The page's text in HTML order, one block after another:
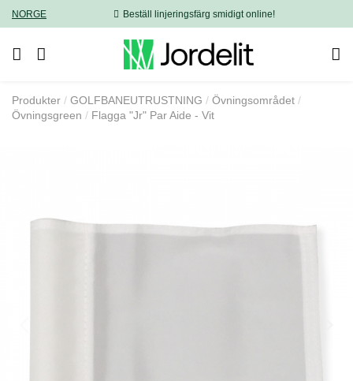
NORGE Beställ linjeringsfärg smidigt online!
Produkter GOLFBANEUTRUSTNING
Övningsområdet
Övningsgreen
Flagga "Jr" Par Aide - Vit